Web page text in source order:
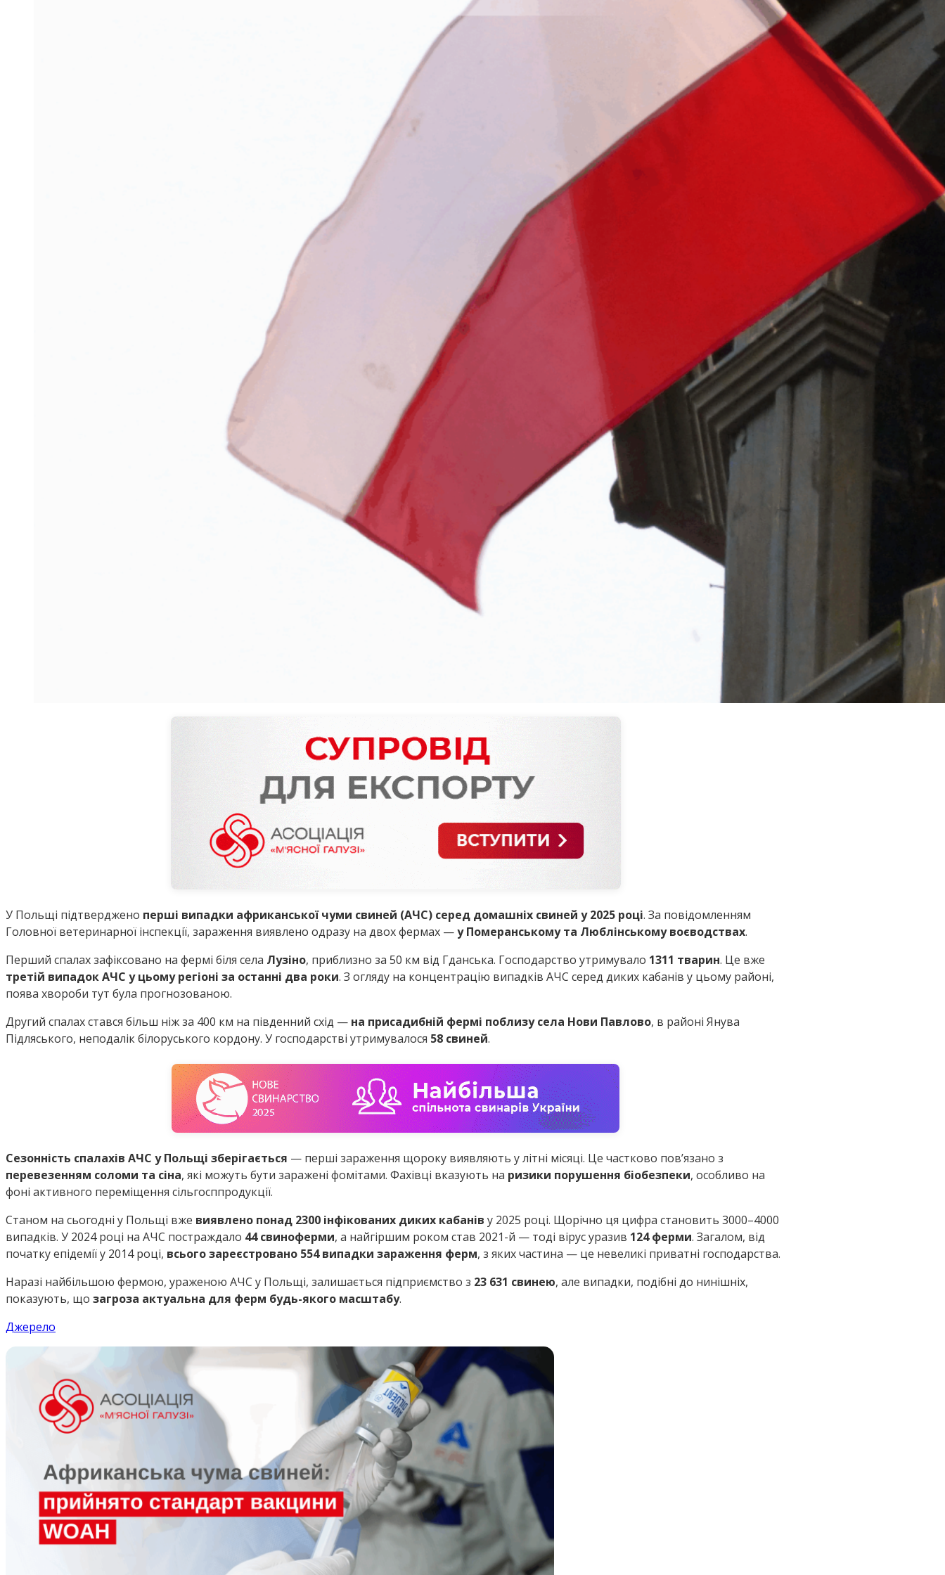
У Польщі підтверджено перші випадки африканської чуми свиней (АЧС) серед домашніх свиней у 2025 році. За повідомленням
Головної ветеринарної інспекції, зараження виявлено одразу на двох фермах —у Померанському та Люблінському воєводствах.
Перший спалах зафіксовано на фермі біля села Лузіно, приблизно за 50 км від Гданська. Господарство утримувало 1311 тварин. Це вже
третій випадок АЧС у цьому регіоні за останні два роки. З огляду на концентрацію випадків АЧС серед диких кабанів у цьому районі,
поява хвороби тут була прогнозованою.
Другий спалах стався більш ніж за 400 км на південний схід — на присадибній фермі поблизу села Нови Павлово, в районі Янува
Підляського, неподалік білоруського кордону. У господарстві утримувалося 58 свиней.
Сезонність спалахів АЧС у Польщі зберігається — перші зараження щороку виявляють у літні місяці. Це частково пов’язано з
перевезенням соломи та сіна, які можуть бути заражені фомітами. Фахівці вказують на ризики порушення біобезпеки, особливо на
фоні активного переміщення сільгосппродукції.
Станом на сьогодні у Польщі вже виявлено понад 2300 інфікованих диких кабанів у 2025 році. Щорічно ця цифра становить 3000–4000
випадків. У 2024 році на АЧС постраждало 44 свиноферми, а найгіршим роком став 2021-й — тоді вірус уразив 124 ферми. Загалом, від
початку епідемії у 2014 році, всього зареєстровано 554 випадки зараження ферм, з яких частина — це невеликі приватні господарства.
Наразі найбільшою фермою, ураженою АЧС у Польщі, залишається підприємство з 23 631 свинею, але випадки, подібні до нинішніх,
показують, що загроза актуальна для ферм будь-якого масштабу.
Джерело